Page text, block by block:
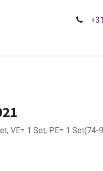
VE= 1 Set, PE= 1 Set(74-